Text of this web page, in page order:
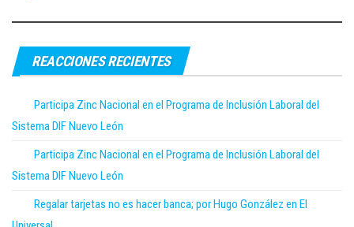
REACCIONES RECIENTES
Participa Zinc Nacional en el Programa de Inclusión Laboral del
Sistema DIF Nuevo León
Participa Zinc Nacional en el Programa de Inclusión Laboral del
Sistema DIF Nuevo León
Regalar tarjetas no es hacer banca; por Hugo González en El